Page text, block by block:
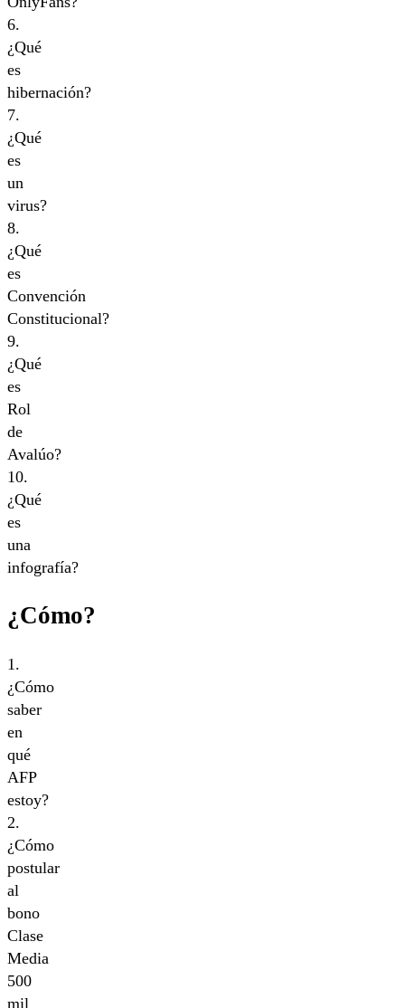
6.
¿Qué
es
hibernación?
7.
¿Qué
es
un
virus?
8.
¿Qué
es
Convención
Constitucional?
9.
¿Qué
es
Rol
de
Avalúo?
10.
¿Qué
es
una
infografía?
¿Cómo?
1.
¿Cómo
saber
en
qué
AFP
estoy?
2.
¿Cómo
postular
al
bono
Clase
Media
500
mil